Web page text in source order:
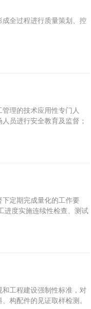
全过程进行质量策划、控
理的技术应用性专门人
员进行安全教育及监督；
权检查与安全相关的内业
定期完成量化的工作要
进度实施连续性检查、测试
试和质量检测； 负责建筑
工程建设强制性标准，对
构配件的见证取样检测。